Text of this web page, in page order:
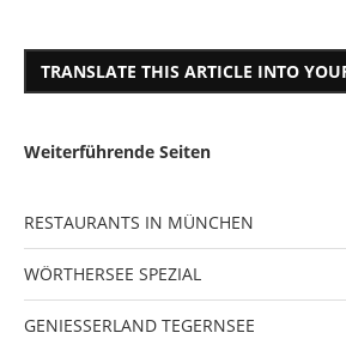
TRANSLATE THIS ARTICLE INTO
Weiterführende Seiten
RESTAURANTS IN MÜNCHEN
WÖRTHERSEE SPEZIAL
GENIESSERLAND TEGERNSEE